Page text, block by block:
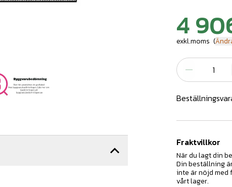
4
exkl.moms (
Fraktvillkor
När du lagt din
Din beställning
inte är nöjd med
vårt lager.